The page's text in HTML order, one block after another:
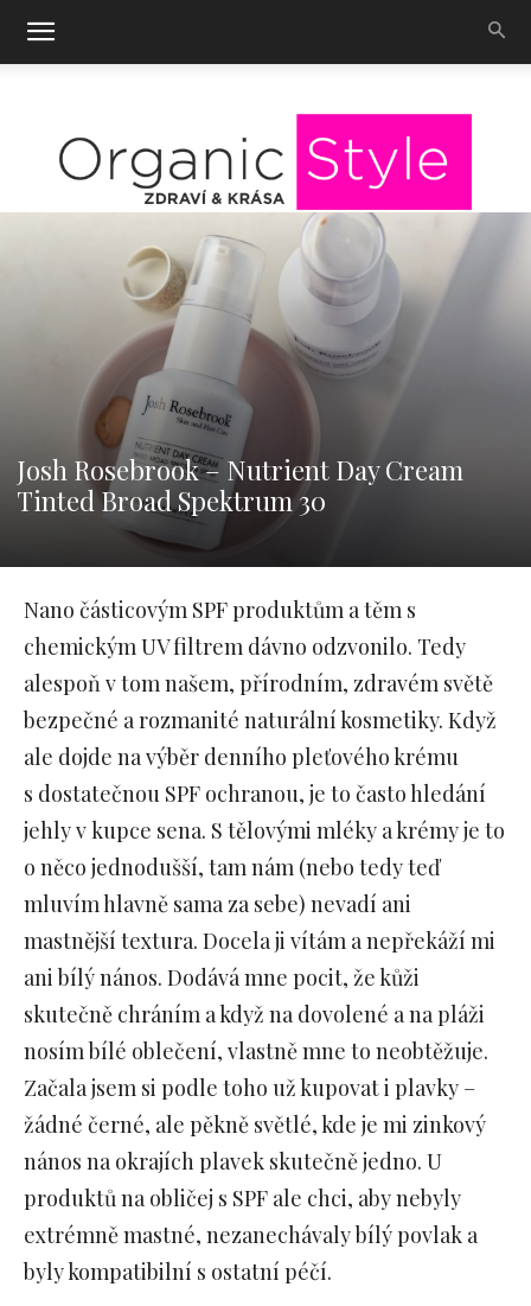
OrganicStyle
Josh Rosebrook – Nutrient Day Cream
Tinted Broad Spektrum 30
Nano částicovým SPF produktům a těm s
chemickým UV filtrem dávno odzvonilo. Tedy
alespoň v tom našem, přírodním, zdravém světě
bezpečné a rozmanité naturální kosmetiky. Když
ale dojde na výběr denního pleťového krému
s dostatečnou SPF ochranou, je to často hledání
jehly v kupce sena. S tělovými mléky a krémy je to
o něco jednodušší, tam nám (nebo tedy teď
mluvím hlavně sama za sebe) nevadí ani
mastnější textura. Docela ji vítám a nepřekáží mi
ani bílý nános. Dodává mne pocit, že kůži
skutečně chráním a když na dovolené a na pláži
nosím bílé oblečení, vlastně mne to neobtěžuje.
Začala jsem si podle toho už kupovat i plavky –
žádné černé, ale pěkně světlé, kde je mi zinkový
nános na okrajích plavek skutečně jedno. U
produktů na obličej s SPF ale chci, aby nebyly
extrémně mastné, nezanechávaly bílý povlak a
byly kompatibilní s ostatní péčí.